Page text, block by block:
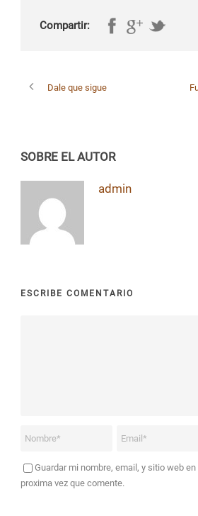
Compartir:
Dale que sigue
SOBRE EL AUTOR
admin
ESCRIBE COMENTARIO
Guardar mi nombre, email, y sitio web
proxima vez que comente.